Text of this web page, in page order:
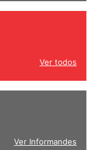
Ver todos
Ver Informandes